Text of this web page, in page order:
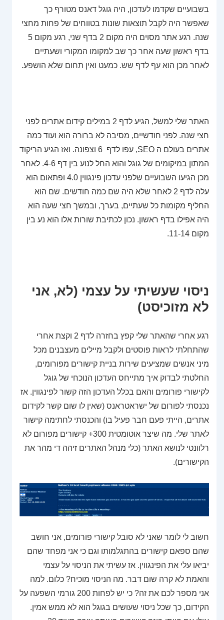
בשבועיים שקדמו לעדכון, היה גוגל דאנס מטורף כך
שאפשר היה לקבל תוצאות שונות בטווחים של פחות מחצי
שנה. רגע אתר מסוים היה מקום 2 בדף שני, רגע מקום 5
בדף ראשון שעה אחר כך שב למקומו המקורי ושעתיים
לאחר מכן הוא עף לדף שש. כמעט ואין תחום שלא הושפע.
האתר שלי למשל, הגיע לדף 2 במילים קידום אתרים לפני
חצי שנה. לפני חודשיים, מסיבה לא ברורה הוא ועוד כמה
אתרים בעולם ה SEO, עפו לדף 6 וצפונה. ואז הגיע הריקוד
המתון במיקומים של גוגל והוא החל לנוע בין דף 4-6. לאחר
מכן הגיעו השבועיים שלפני עדכון פינגווין 4.0 ופתאום הוא
עלה לדף 2 לאחר שלא היה שם כמה חודשים. שם הוא
החליף מקומות כל שעתיים, בערך, ובמשך חצי שעה הוא
היה אפילו בדף ראשון. נכון לכתיבת שורות אלו הוא נע בין
מקום 11-14.
ניסוי שעשיתי על עצמי (לא, אני
לא מזוכיסט)
רגע אחרי שהאתר שלי קפץ בחזרה לדף 2 וקצת אחרי
שהתחלתי לראות פוסטים ולקבל מיילים מעצבנים מכל
מיני אנשים שמציעים שירות בניית קישורים מפורומים,
החלטתי לבדוק איך מתייחס העדכון הנוכחי של גוגל
לקישורי פורומים והאם בכלל העדכון הזה קשור לפינגווין. אז
נכנסתי לפורום של ישראטראנס (שאין לו שום קשר לקידום
אתרים, הייתי פעם חבר פעיל בו) והכנסתי לחתימה קישור
לאתר שלי. מה שיצר אוטומטית 300+ קישורים מפורום לא
רלוונטי לנושא האתר (כלי מנהל האתרים זיהה די מהר את
הקישורים).
חשוב לי לומר שאני לא סובל קישורי פורומים, אני חושב
שהם ספאם קישורים בהתגלמותו וגם כי אני מפחד שהם
יביאו עלי את הפינגווין. אז עשיתי את הניסוי על עצמי
והאמת לא קרה שום דבר. מה הניסוי מוכיח? כלום. למה
אני מספר לכם את זה? כי יש לפחות 200 גורמי השפעה על
הקידום, כך שכל ניסוי שעושים בגוגל הוא לא ממש אמין.